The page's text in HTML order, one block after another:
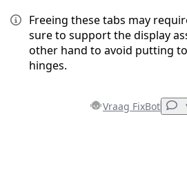
Freeing these tabs may
sure to support the display
other hand to avoid putting
hinges.
Vraag FixBot